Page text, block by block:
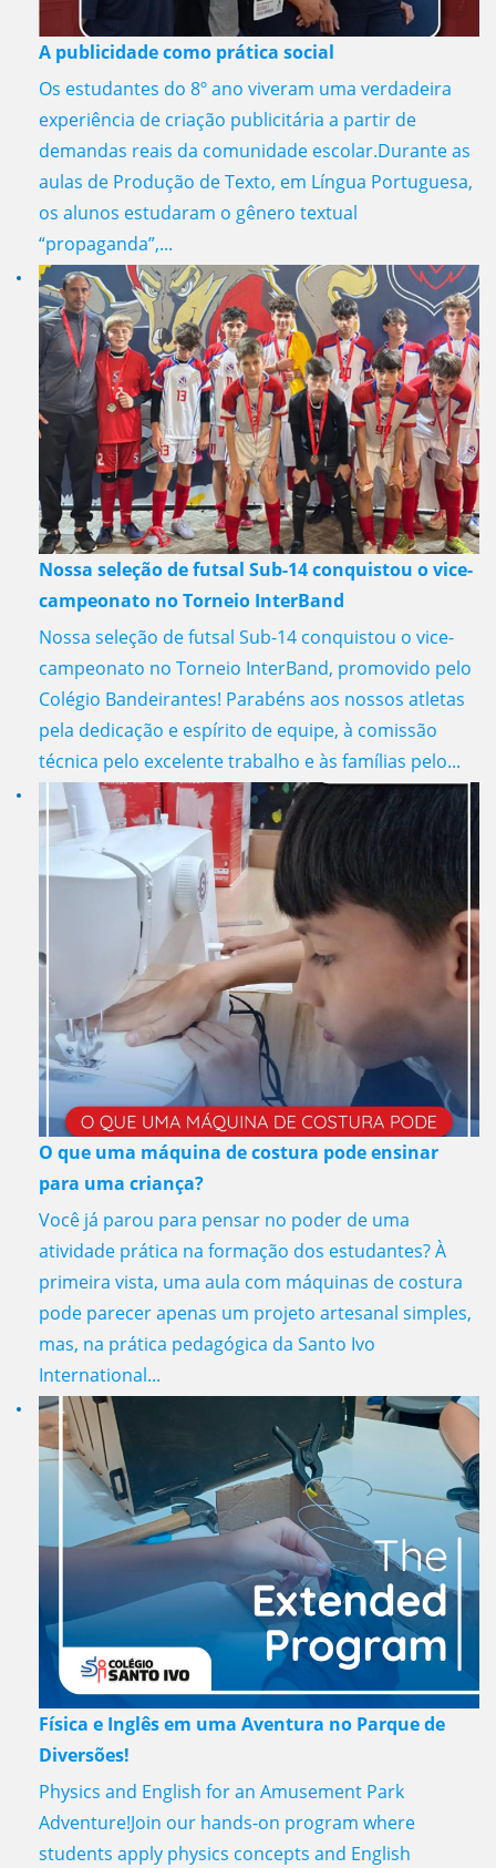
A publicidade como prática social
Os estudantes do 8º ano viveram uma verdadeira
experiência de criação publicitária a partir de
demandas reais da comunidade escolar.Durante as
aulas de Produção de Texto, em Língua Portuguesa,
os alunos estudaram o gênero textual
“propaganda”,...
Nossa seleção de futsal Sub-14 conquistou o vice-
campeonato no Torneio InterBand
Nossa seleção de futsal Sub-14 conquistou o vice-
campeonato no Torneio InterBand, promovido pelo
Colégio Bandeirantes! Parabéns aos nossos atletas
pela dedicação e espírito de equipe, à comissão
técnica pelo excelente trabalho e às famílias pelo...
O que uma máquina de costura pode ensinar
para uma criança?
Você já parou para pensar no poder de uma
atividade prática na formação dos estudantes? À
primeira vista, uma aula com máquinas de costura
pode parecer apenas um projeto artesanal simples,
mas, na prática pedagógica da Santo Ivo
International...
Física e Inglês em uma Aventura no Parque de
Diversões!
Physics and English for an Amusement Park
Adventure!Join our hands-on program where
students apply physics concepts and English